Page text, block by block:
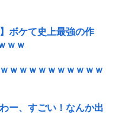
ボケて史上最強の作
ｗｗ
ｗｗｗｗｗｗｗｗｗｗ
ー、すごい！なんか出